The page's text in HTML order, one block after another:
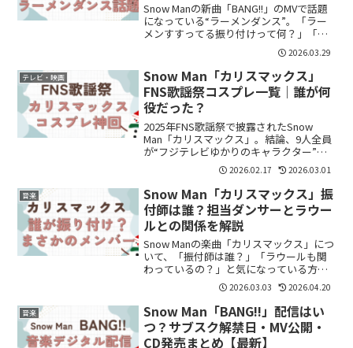
Snow Manの新曲「BANG!!」のMVで話題
になっている“ラーメンダンス”。「ラー
メンすすってる振り付けって何？」「誰
が考えたの？」と気になっている方も多
いのではないでしょうか。この記事で
は、BANG!!のラーメンダンスの意味や振
り付...
2026.03.29
テレビ・映画
Snow Man「カリスマックス」
FNS歌謡祭コスプレ一覧｜誰が何
役だった？
2025年FNS歌謡祭で披露されたSnow
Man「カリスマックス」。結論、9人全員
が“フジテレビゆかりのキャラクター”に
なりきって登場しました。誰が何役だっ
たのか、一覧でまとめます。Snow
Man「カリスマックス」FNS歌謡祭は何が
すご...
2026.02.17 2026.03.01
音楽
Snow Man「カリスマックス」振
付師は誰？担当ダンサーとラウー
ルとの関係を解説
Snow Manの楽曲「カリスマックス」につ
いて、「振付師は誰？」「ラウールも関
わっているの？」と気になっている方も
多いのではないでしょうか。結論からい
うと、「カリスマックス」の振付はラウ
ール・ReiNa・macotoの3名が担当して
います...
2026.03.03 2026.04.20
音楽
Snow Man「BANG!!」配信はい
つ？サブスク解禁日・MV公開・
CD発売まとめ【最新】